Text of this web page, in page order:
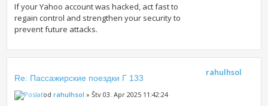
If your Yahoo account was hacked, act fast to
regain control and strengthen your security to
prevent future attacks.
Re: Пассажирские поездки Г 133
odrahulhsol » Štv 03. Apr 2025 11:42:24
rahulhsol